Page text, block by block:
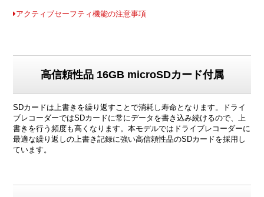
アクティブセーフティ機能の注意事項
高信頼性品 16GB microSDカード付属
SDカードは上書きを繰り返すことで消耗し寿命となります。ドライ
ブレコーダーではSDカードに常にデータを書き込み続けるので、上
書きを行う頻度も高くなります。本モデルではドライブレコーダーに
最適な繰り返しの上書き記録に強い高信頼性品のSDカードを採用し
ています。